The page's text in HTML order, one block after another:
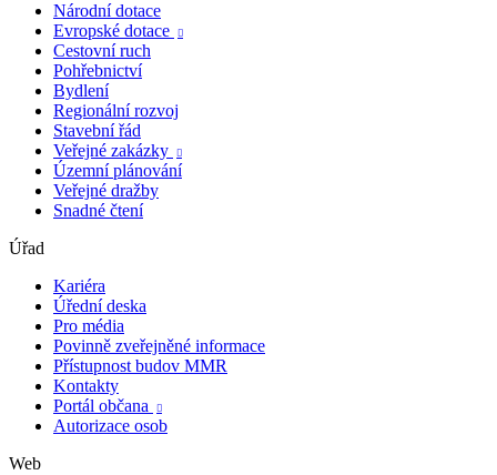
Národní dotace
Evropské dotace

Cestovní ruch
Pohřebnictví
Bydlení
Regionální rozvoj
Stavební řád
Veřejné zakázky

Územní plánování
Veřejné dražby
Snadné čtení
Úřad
Kariéra
Úřední deska
Pro média
Povinně zveřejněné informace
Přístupnost budov MMR
Kontakty
Portál občana

Autorizace osob
Web